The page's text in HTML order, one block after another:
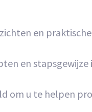
en
en stapsgewijze
om u te helpen